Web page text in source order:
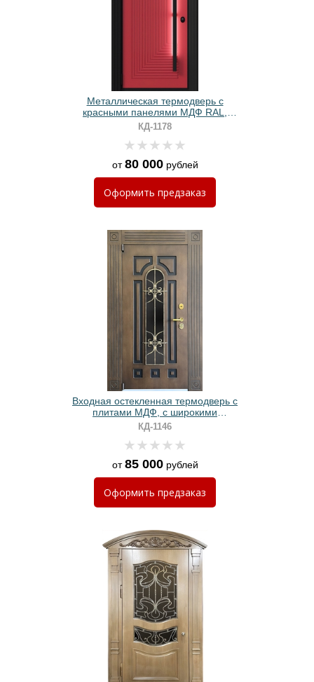
Металлическая термодверь с
красными панелями МДФ RAL,
черными наличниками и длинной
ручкой
КД-1178
от80 000рублей
Оформить предзаказ
Входная остекленная термодверь с
плитами МДФ, с широкими
наличниками и кованой решеткой
КД-1146
от85 000рублей
Оформить предзаказ